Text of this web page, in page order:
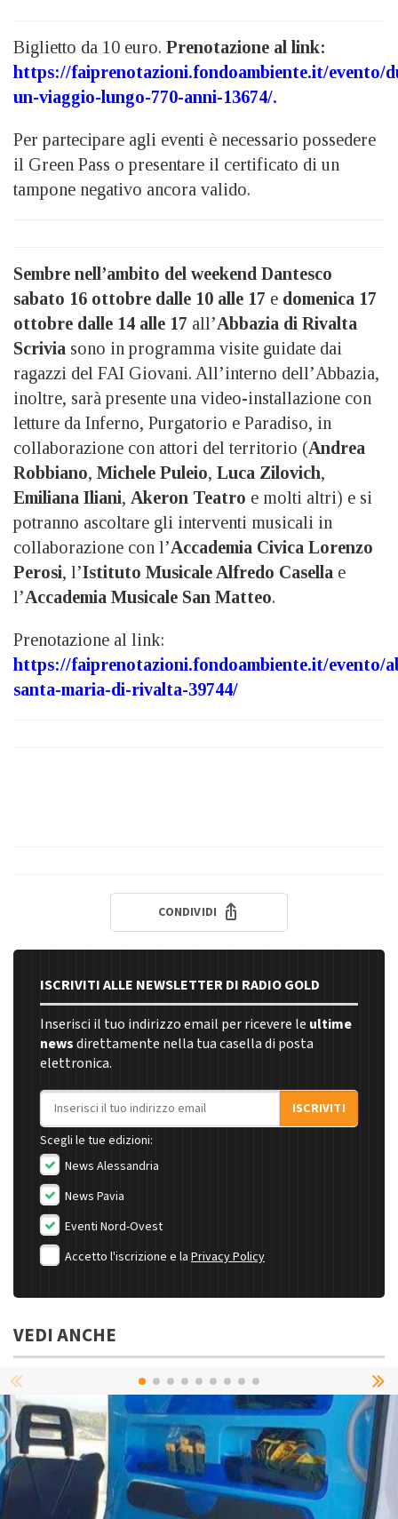
Biglietto da 10 euro. Prenotazione al link:
https://faiprenotazioni.fondoambiente.it/evento/
un-viaggio-lungo-770-anni-13674/.
Per partecipare agli eventi è necessario possedere
il Green Pass o presentare il certificato di un
tampone negativo ancora valido.
Sembre nell’ambito del weekend Dantesco
sabato 16 ottobre dalle 10 alle 17 e domenica 17
ottobre dalle 14 alle 17 all’Abbazia di Rivalta
Scrivia sono in programma visite guidate dai
ragazzi del FAI Giovani. All’interno dell’Abbazia,
inoltre, sarà presente una video-installazione con
letture da Inferno, Purgatorio e Paradiso, in
collaborazione con attori del territorio (Andrea
Robbiano, Michele Puleio, Luca Zilovich,
Emiliana Iliani, Akeron Teatro e molti altri) e si
potranno ascoltare gli interventi musicali in
collaborazione con l’Accademia Civica Lorenzo
Perosi, l’Istituto Musicale Alfredo Casella e
l’Accademia Musicale San Matteo.
Prenotazione al link:
https://faiprenotazioni.fondoambiente.it/evento/
santa-maria-di-rivalta-39744/
CONDIVIDI
ISCRIVITI ALLE NEWSLETTER DI RADIO GOLD
Inserisci il tuo indirizzo email per ricevere le ultime
newsdirettamente nella tua casella di posta
elettronica.
Indirizzo email
ISCRIVITI
Scegli le tue edizioni:
News Alessandria
News Pavia
Eventi Nord-Ovest
Accetto l'iscrizione e la Privacy Policy
VEDI ANCHE